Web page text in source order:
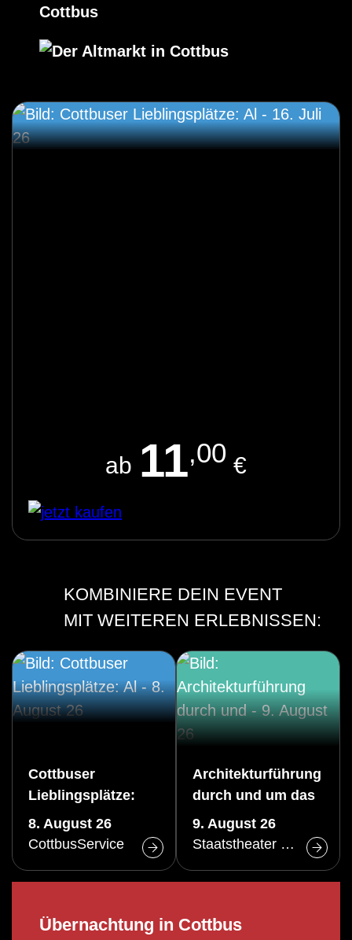
ab 11,00 €
KOMBINIERE DEIN EVENT
MIT WEITEREN ERLEBNISSEN:
Cottbuser
Lieblingsplätze:
Altstadtrundgang
(Sa)
8. August 26
CottbusService
Architekturführung
durch und um das
Große Haus des
Staatstheaters
9. August 26
Staatstheater Cottbus
Übernachtung in Cottbus